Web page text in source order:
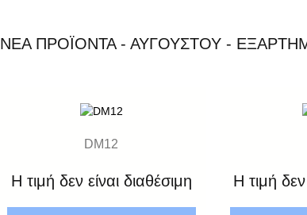
ΝΈΑ ΠΡΟΪΌΝΤΑ - ΑΥΓΟΎΣΤΟΥ -
DM12
Η τιμή δεν είναι διαθέσιμη Η τιμή δεν